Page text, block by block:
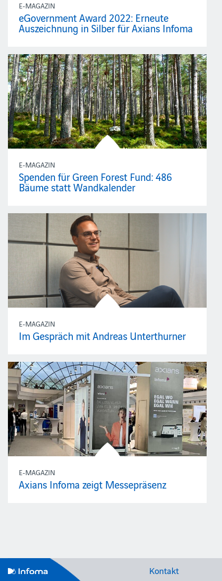
E-MAGAZIN
eGovernment Award 2022: Erneute
Auszeichnung in Silber für Axians Infoma
E-MAGAZIN
Spenden für Green Forest Fund: 486
Bäume statt Wandkalender
E-MAGAZIN
Im Gespräch mit Andreas Unterthurner
E-MAGAZIN
Axians Infoma zeigt Messepräsenz
Kontakt